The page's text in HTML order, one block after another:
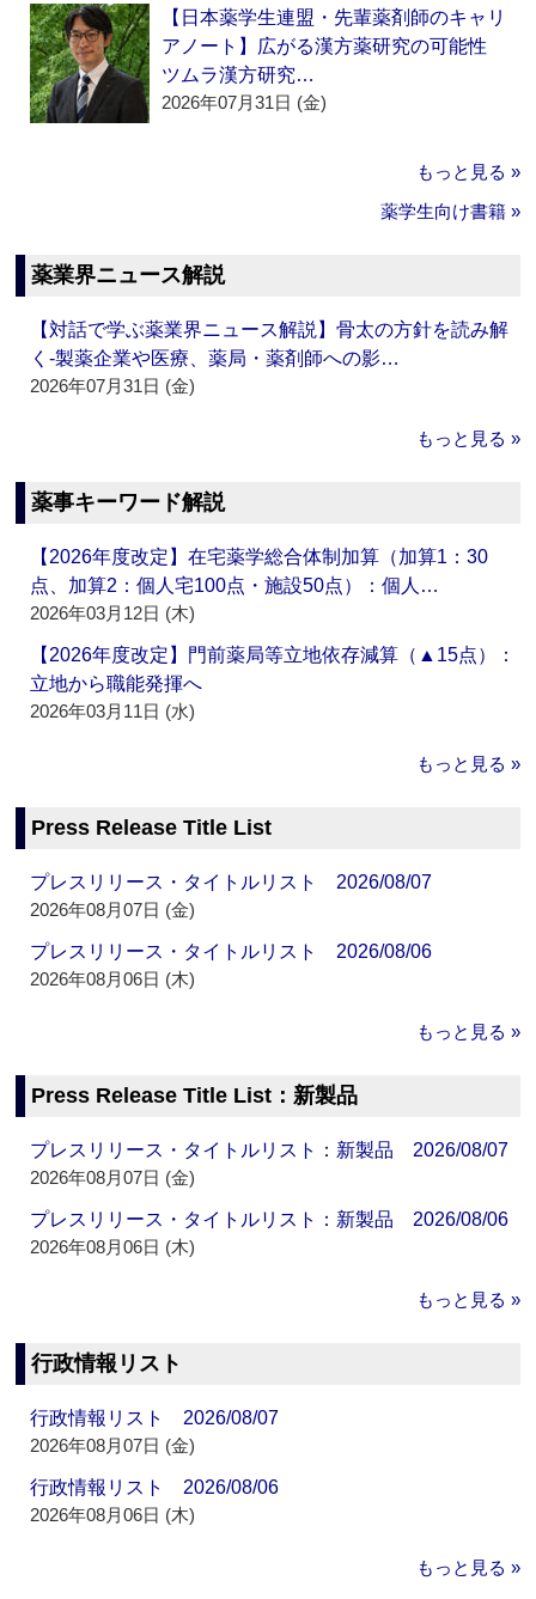
【日本薬学生連盟・先輩薬剤師のキャリ
アノート】広がる漢方薬研究の可能性
ツムラ漢方研究…
2026年07月31日 (金)
もっと見る »
薬学生向け書籍 »
薬業界ニュース解説
【対話で学ぶ薬業界ニュース解説】骨太の方針を読み解
く‐製薬企業や医療、薬局・薬剤師への影…
2026年07月31日 (金)
もっと見る »
薬事キーワード解説
【2026年度改定】在宅薬学総合体制加算（加算1：30
点、加算2：個人宅100点・施設50点）：個人…
2026年03月12日 (木)
【2026年度改定】門前薬局等立地依存減算（▲15点）：
立地から職能発揮へ
2026年03月11日 (水)
もっと見る »
Press Release Title List
プレスリリース・タイトルリスト 2026/08/07
2026年08月07日 (金)
プレスリリース・タイトルリスト 2026/08/06
2026年08月06日 (木)
もっと見る »
Press Release Title List：新製品
プレスリリース・タイトルリスト：新製品 2026/08/07
2026年08月07日 (金)
プレスリリース・タイトルリスト：新製品 2026/08/06
2026年08月06日 (木)
もっと見る »
行政情報リスト
行政情報リスト 2026/08/07
2026年08月07日 (金)
行政情報リスト 2026/08/06
2026年08月06日 (木)
もっと見る »